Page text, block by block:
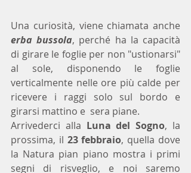
erba bussola, perché ha la capacità
di girare le foglie per non "ustionarsi"
al sole, disponendo le foglie
verticalmente nelle ore più calde per
ricevere i raggi solo sul bordo e
girarsi mattino e  sera piane.
Arrivederci alla Luna del Sogno, la
prossima, il 23 febbraio, quella dove
la Natura pian piano mostra i primi
segni di risveglio, e noi saremo